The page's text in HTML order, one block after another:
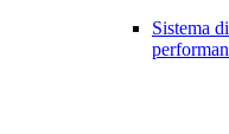
Sistema